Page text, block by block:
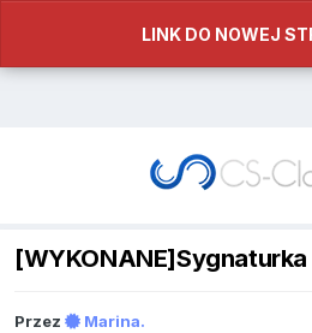
LINK DO NOWEJ
[WYKONANE]Sygnaturka
Przez
Marina.